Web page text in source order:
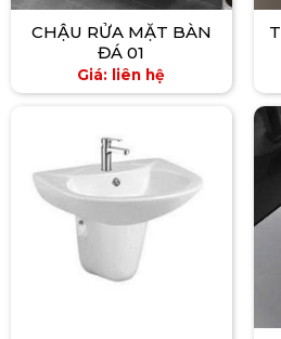
CHẬU RỬA MẶT BÀN
ĐÁ 01
Giá: liên hệ